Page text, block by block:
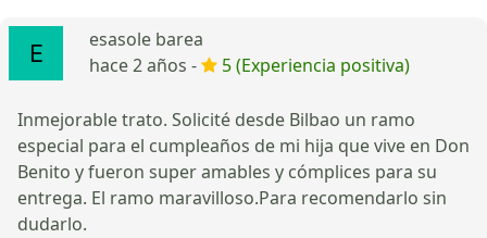
esasole barea
hace 2 años -
5 (Experiencia positiva)
Inmejorable trato. Solicité desde Bilbao un ramo
especial para el cumpleaños de mi hija que vive en Don
Benito y fueron super amables y cómplices para su
entrega. El ramo maravilloso.Para recomendarlo sin
dudarlo.